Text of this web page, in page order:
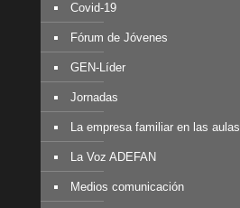
Covid-19
Fórum de Jóvenes
GEN-Líder
Jornadas
La empresa familiar en las aulas
La Voz ADEFAN
Medios comunicación